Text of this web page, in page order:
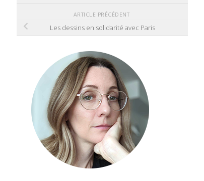
ARTICLE PRÉCÉDENT
Les dessins en solidarité avec Paris